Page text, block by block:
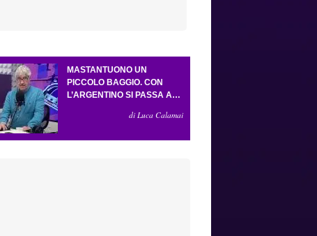
MASTANTUONO UN
PICCOLO BAGGIO. CON
L’ARGENTINO SI PASSA AL
L’AMICHEVOLE CON IL
di Luca Calamai